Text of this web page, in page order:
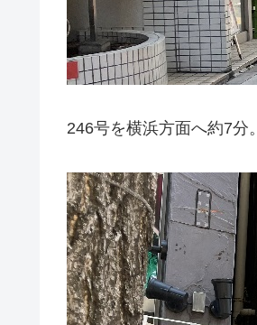
246号を横浜方面へ約7分。